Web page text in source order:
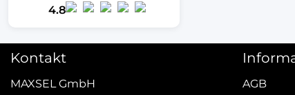
4.8
Kontakt
MAXSEL GmbH
AGB